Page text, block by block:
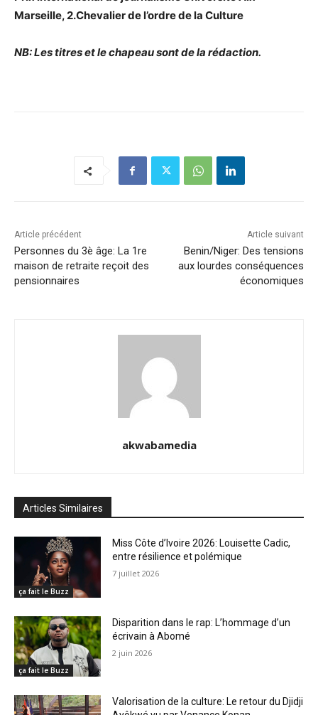
Marseille, 2.Chevalier de l’ordre de la Culture
NB: Les titres et le chapeau sont de la rédaction.
Article précédent
Personnes du 3è âge: La 1re
maison de retraite reçoit des
pensionnaires
Article suivant
Benin/Niger: Des tensions
aux lourdes conséquences
économiques
akwabamedia
Articles Similaires
ça fait le Buzz
Miss Côte d’Ivoire 2026: Louisette Cadic,
entre résilience et polémique
7 juillet 2026
ça fait le Buzz
Disparition dans le rap: L’hommage d’un
écrivain à Abomé
2 juin 2026
Valorisation de la culture: Le retour du Djidji